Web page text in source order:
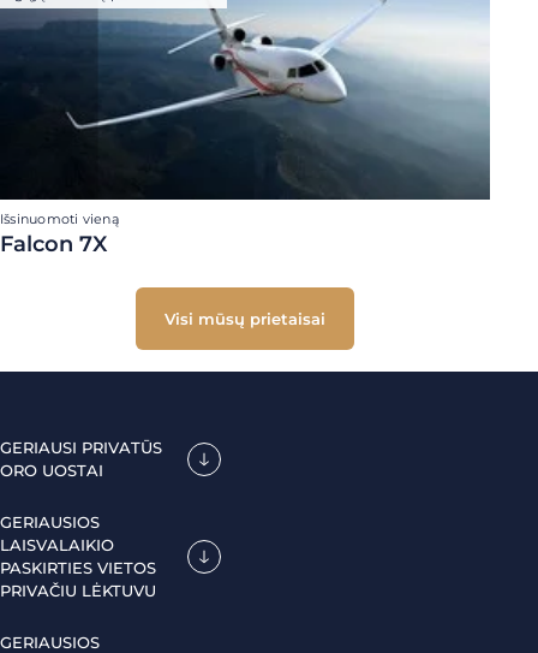
Išsinuomoti vieną
Falcon 7X
Visi mūsų prietaisai
GERIAUSI PRIVATŪS
ORO UOSTAI
GERIAUSIOS
LAISVALAIKIO
PASKIRTIES VIETOS
PRIVAČIU LĖKTUVU
GERIAUSIOS